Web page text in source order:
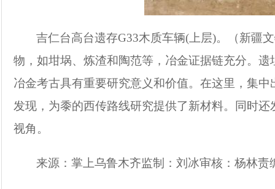
吉仁台高台遗存G33木质车辆(上层)。（新疆
物，如坩埚、炼渣和陶范等，冶金证据链充分。
冶金考古具有重要研究意义和价值。在这里，集
发现，为黍的西传路线研究提供了新材料。同时
视角。
来源：掌上乌鲁木齐监制：刘冰审核：杨林